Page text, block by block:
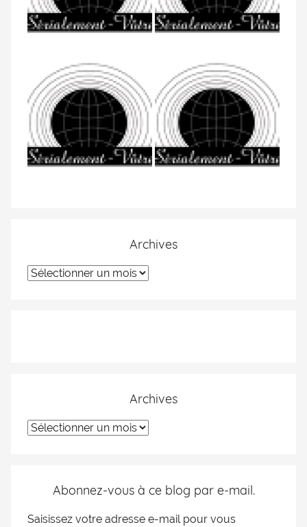
Archives
Archives
Abonnez-vous à ce blog par e-mail.
Saisissez votre adresse e-mail pour vous